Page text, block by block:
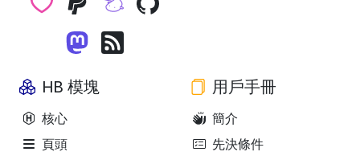
HB 模塊
核心
頁頭
用戶手冊
簡介
先決條件